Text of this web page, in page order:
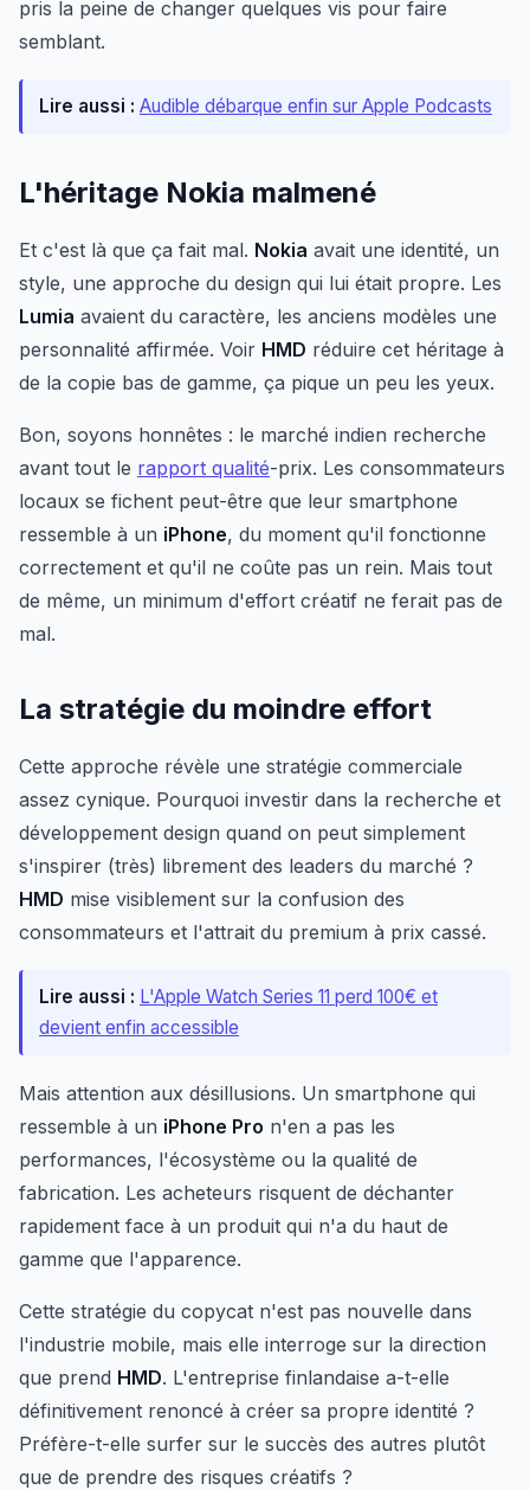
pris la peine de changer quelques vis pour faire
semblant.
Lire aussi : Audible débarque enfin sur Apple Podcasts
L'héritage Nokia malmené
Et c'est là que ça fait mal. Nokia avait une identité, un
style, une approche du design qui lui était propre. Les
Lumia avaient du caractère, les anciens modèles une
personnalité affirmée. Voir HMD réduire cet héritage à
de la copie bas de gamme, ça pique un peu les yeux.
Bon, soyons honnêtes : le marché indien recherche
avant tout le rapport qualité-prix. Les consommateurs
locaux se fichent peut-être que leur smartphone
ressemble à un iPhone, du moment qu'il fonctionne
correctement et qu'il ne coûte pas un rein. Mais tout
de même, un minimum d'effort créatif ne ferait pas de
mal.
La stratégie du moindre effort
Cette approche révèle une stratégie commerciale
assez cynique. Pourquoi investir dans la recherche et
développement design quand on peut simplement
s'inspirer (très) librement des leaders du marché ?
HMD mise visiblement sur la confusion des
consommateurs et l'attrait du premium à prix cassé.
Lire aussi : L'Apple Watch Series 11 perd 100€ et
devient enfin accessible
Mais attention aux désillusions. Un smartphone qui
ressemble à un iPhone Pro n'en a pas les
performances, l'écosystème ou la qualité de
fabrication. Les acheteurs risquent de déchanter
rapidement face à un produit qui n'a du haut de
gamme que l'apparence.
Cette stratégie du copycat n'est pas nouvelle dans
l'industrie mobile, mais elle interroge sur la direction
que prend HMD. L'entreprise finlandaise a-t-elle
définitivement renoncé à créer sa propre identité ?
Préfère-t-elle surfer sur le succès des autres plutôt
que de prendre des risques créatifs ?